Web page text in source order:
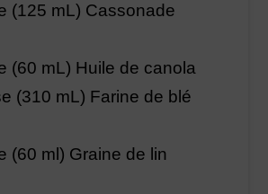
(125 mL) Cassonade
(60 mL) Huile de canola
(310 mL) Farine de blé
(60 ml) Graine de lin